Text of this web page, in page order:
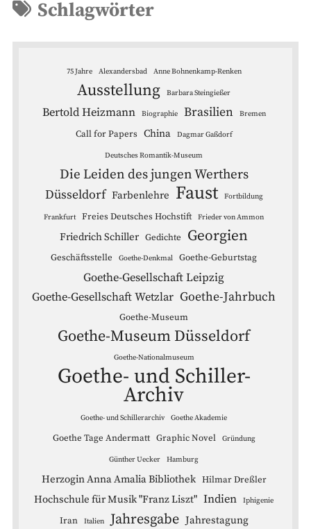
Schlagwörter
75 Jahre Alexandersbad Anne Bohnenkamp-Renken
Ausstellung Barbara Steingießer
Bertold Heizmann Biographie Brasilien Bremen
Call for Papers China Dagmar Gaßdorf
Deutsches Romantik-Museum
Die Leiden des jungen Werthers
Düsseldorf Farbenlehre Faust Fortbildung
Frankfurt Freies Deutsches Hochstift Frieder von Ammon
Friedrich Schiller Gedichte Georgien
Geschäftsstelle Goethe-Denkmal Goethe-Geburtstag
Goethe-Gesellschaft Leipzig
Goethe-Gesellschaft Wetzlar Goethe-Jahrbuch
Goethe-Museum
Goethe-Museum Düsseldorf
Goethe-Nationalmuseum
Goethe- und Schiller-
Archiv
Goethe- und Schillerarchiv Goethe Akademie
Goethe Tage Andermatt Graphic Novel Gründung
Günther Uecker Hamburg
Herzogin Anna Amalia Bibliothek Hilmar Dreßler
Hochschule für Musik "Franz Liszt" Indien Iphigenie
Iran Italien Jahresgabe Jahrestagung